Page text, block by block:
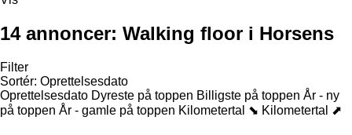
14 annoncer: Walking floor i Horsens
Filter
Sortér: Oprettelsesdato
Oprettelsesdato Dyreste på toppen Billigste på toppen År - ny
på toppen År - gamle på toppen Kilometertal ⬊ Kilometertal ⬈